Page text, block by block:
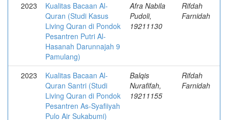
2023
Kualitas Bacaan Al-
Quran (Studi Kasus
Living Quran di Pondok
Pesantren Putri Al-
Hasanah Darunnajah 9
Pamulang)
Afra Nabila
Pudoli,
19211130
Rifdah
Farnidah
2023
Kualitas Bacaan Al-
Quran Santri (Studi
Living Quran di Pondok
Pesantren As-Syafiiyah
Pulo Air Sukabumi)
Balqis
Nurafifah,
19211155
Rifdah
Farnidah